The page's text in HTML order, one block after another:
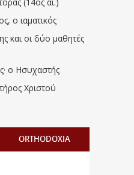
ο ιαματικός
και οι δύο μαθητές
· ο Ησυχαστής
Χριστού
ORTHODOXIA